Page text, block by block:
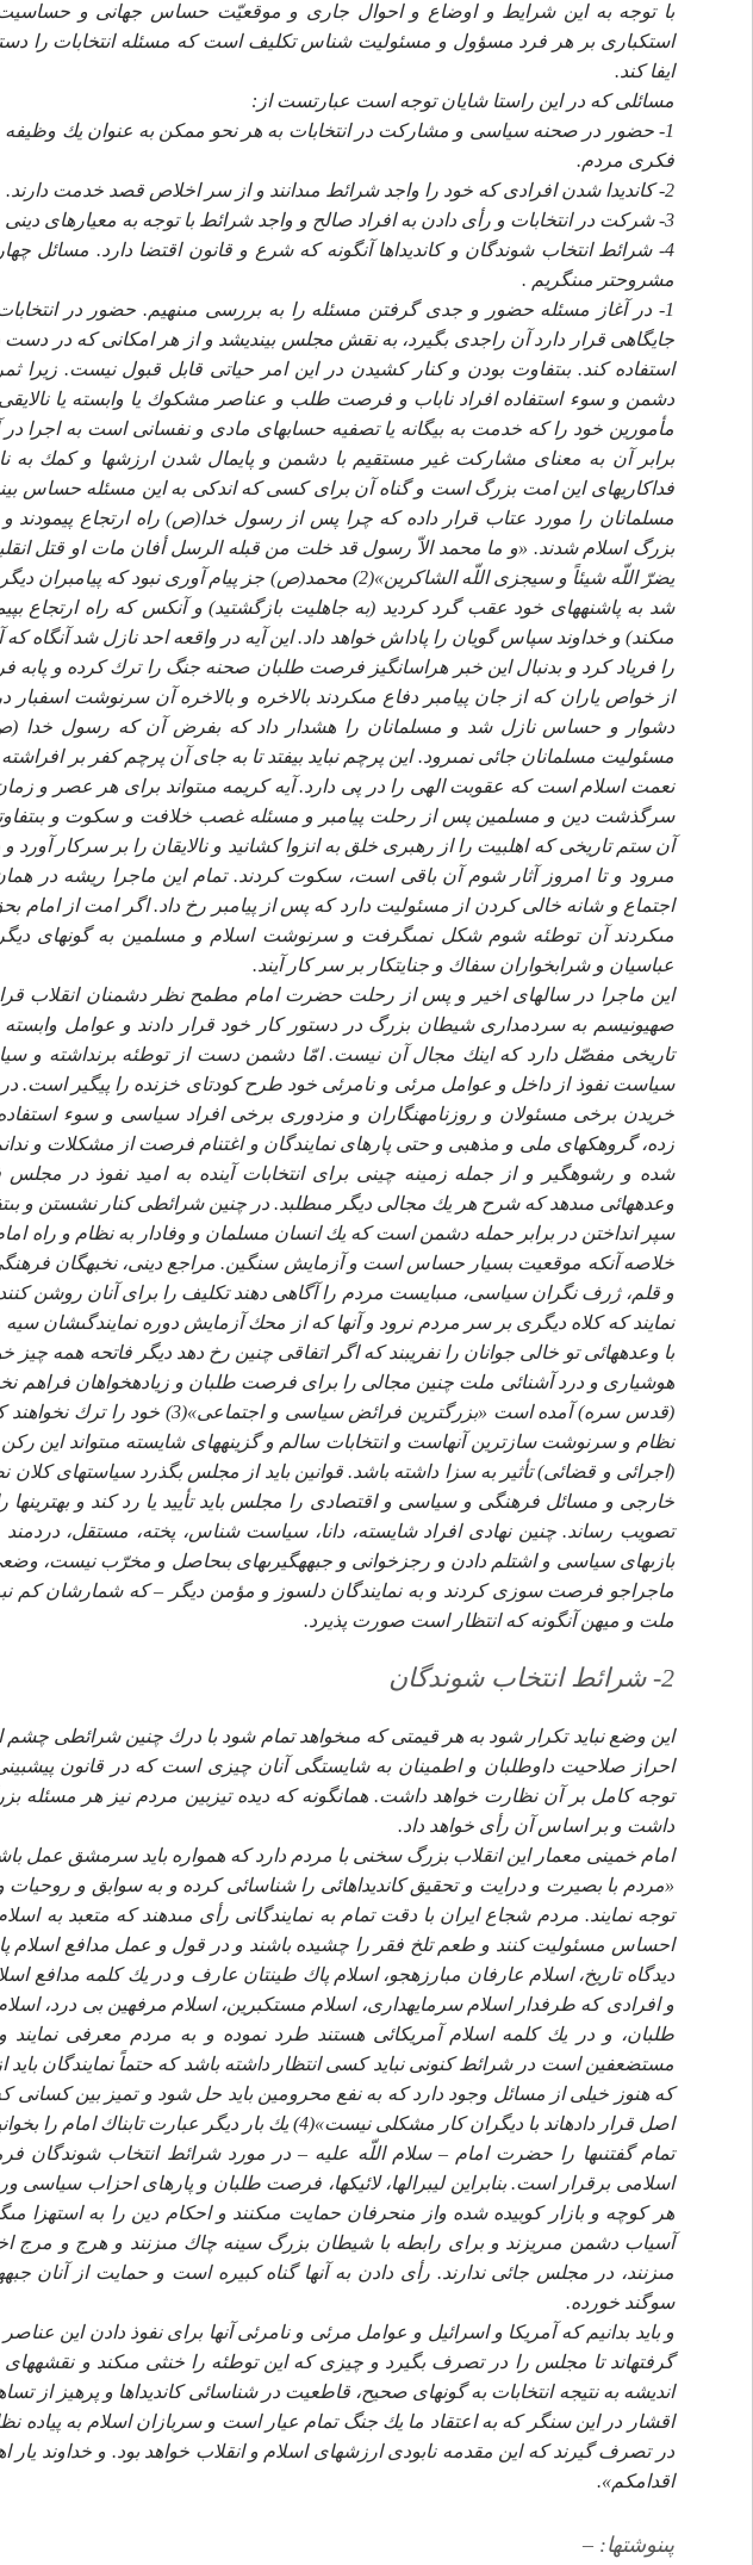
با توجه به اين شرايط و اوضاع و احوال جارى و موقعيّت حساس جهانى و حساسيت
استكبارى بر هر فرد مسؤول و مسئوليت شناس تكليف است كه مسئله انتخابات را
ايفا كند.
مسائلى كه در اين راستا شايان توجه است عبارتست از:
1- حضور در صحنه سياسى و مشاركت در انتخابات به هر نحو ممكن به عنوان يك وظيفه
فكرى مردم.
2- كانديدا شدن افرادى كه خود را واجد شرائط مى‏دانند و از سر اخلاص قصد خدمت دارند.
3- شركت در انتخابات و رأى دادن به افراد صالح و واجد شرائط با توجه به معيارهاى دينى و قانونى.
4- شرائط انتخاب شوندگان و كانديداها آنگونه كه شرع و قانون اقتضا دارد. مسائل
مشروح‏تر مى‏نگريم .
1- در آغاز مسئله حضور و جدى گرفتن مسئله را به بررسى مى‏نهيم. حضور در
جايگاهى قرار دارد آن راجدى بگيرد، به نقش مجلس بينديشد و از هر امكانى كه در
استفاده كند. بى‏تفاوت بودن و كنار كشيدن در اين امر حياتى قابل قبول نيست. زيرا
دشمن و سوء استفاده افراد ناباب و فرصت طلب و عناصر مشكوك يا وابسته يا نالايقى
مأمورين خود را كه خدمت به بيگانه يا تصفيه حساب‏هاى مادى و نفسانى است به اجرا
برابر آن به معناى مشاركت غير مستقيم با دشمن و پايمال شدن ارزشها و كمك به
فداكاريهاى اين امت بزرگ است و گناه آن براى كسى كه اندكى به اين مسئله حساس
مسلمانان را مورد عتاب قرار داده كه چرا پس از رسول خدا(ص) راه ارتجاع
بزرگ اسلام شدند. «و ما محمد الاّ رسول قد خلت من قبله الرسل أفان مات او قتل
يضرّ اللّه شيئاً و سيجزى اللّه الشاكرين»(2) محمد(ص) جز پيام آورى
شد به پاشنه‏هاى خود عقب گرد كرديد (به جاهليت بازگشتيد) و آنكس كه راه ارتجاع
مى‏كند) و خداوند سپاس گويان را پاداش خواهد داد. اين آيه در واقعه احد نازل شد
را فرياد كرد و بدنبال اين خبر هراس‏انگيز فرصت طلبان صحنه جنگ را ترك كرده و پابه
از خواص ياران كه از جان پيامبر دفاع مى‏كردند بالاخره و بالاخره آن سرنوشت
دشوار و حساس نازل شد و مسلمانان را هشدار داد كه بفرض آن كه رسول خدا
مسئوليت مسلمانان جائى نمى‏رود. اين پرچم نبايد بيفتد تا به جاى آن پرچم كفر بر
نعمت اسلام است كه عقوبت الهى را در پى دارد. آيه كريمه مى‏تواند براى هر عصر و
سرگذشت دين و مسلمين پس از رحلت پيامبر و مسئله غصب خلافت و سكوت و
آن ستم تاريخى كه اهلبيت را از رهبرى خلق به انزوا كشانيد و نالايقان را بر سركار
مى‏رود و تا امروز آثار شوم آن باقى است، سكوت كردند. تمام اين ماجرا ريشه در
اجتماع و شانه خالى كردن از مسئوليت دارد كه پس از پيامبر رخ داد. اگر امت از امام
مى‏كردند آن توطئه شوم شكل نمى‏گرفت و سرنوشت اسلام و مسلمين به گونه‏اى ديگر
عباسيان و شرابخواران سفاك و جنايتكار بر سر كار آيند.
اين ماجرا در سالهاى اخير و پس از رحلت حضرت امام مطمح نظر دشمنان انقلاب
صهيونيسم به سردمدارى شيطان بزرگ در دستور كار خود قرار دادند و عوامل
تاريخى مفصّل دارد كه اينك مجال آن نيست. امّا دشمن دست از توطئه برنداشته و
سياست نفوذ از داخل و عوامل مرئى و نامرئى خود طرح كودتاى خزنده را پيگير است.
خريدن برخى مسئولان و روزنامه‏نگاران و مزدورى برخى افراد سياسى و سوء
زده، گروهك‏هاى ملى و مذهبى و حتى پاره‏اى نمايندگان و اغتنام فرصت از مشكلات و ندانم
شده و رشوه‏گير و از جمله زمينه چينى براى انتخابات آينده به اميد نفوذ در
وعده‏هائى مى‏دهد كه شرح هر يك مجالى ديگر مى‏طلبد. در چنين شرائطى كنار نشستن و
سپر انداختن در برابر حمله دشمن است كه يك انسان مسلمان و وفادار به نظام و راه
خلاصه آنكه موقعيت بسيار حساس است و آزمايش سنگين. مراجع دينى، نخبه‏گان
و قلم، ژرف نگران سياسى، مى‏بايست مردم را آگاهى دهند تكليف را براى آنان روشن
نمايند كه كلاه ديگرى بر سر مردم نرود و آنها كه از محك آزمايش دوره نمايندگى‏شان
با وعده‏هائى تو خالى جوانان را نفريبند كه اگر اتفاقى چنين رخ دهد ديگر فاتحه همه
هوشيارى و درد آشنائى ملت چنين مجالى را براى فرصت طلبان و زياده‏خواهان فراهم
(قدس سره) آمده است «بزرگترين فرائض
نظام و سرنوشت سازترين آنهاست و انتخابات سالم و گزينه‏هاى شايسته مى‏تواند اين ركن
(اجرائى و قضائى) تأثير به سزا داشته باشد. قوانين بايد از مجلس بگذرد سياست‏هاى
خارجى و مسائل فرهنگى و سياسى و اقتصادى را مجلس بايد تأييد يا رد كند و
تصويب رساند. چنين نهادى افراد شايسته، دانا، سياست شناس، پخته، مستقل،
بازى‏هاى سياسى و اشتلم دادن و رجزخوانى و جبهه‏گيرى‏هاى بى‏حاصل و مخرّب نيست،
ماجراجو فرصت سوزى كردند و به نمايندگان دلسوز و مؤمن ديگر – كه شمارشان كم
ملت و ميهن آنگونه كه انتظار است صورت پذيرد.
2- شرائط انتخاب شوندگان‏
اين وضع نبايد تكرار شود به هر قيمتى كه مى‏خواهد تمام شود با درك چنين شرائطى چشم
احراز صلاحيت داوطلبان و اطمينان به شايستگى آنان چيزى است كه در قانون
توجه كامل بر آن نظارت خواهد داشت. همانگونه كه ديده تيزبين مردم نيز هر مسئله
داشت و بر اساس آن رأى خواهد داد.
امام خمينى معمار اين انقلاب بزرگ سخنى با مردم دارد كه همواره بايد سرمشق عمل
«مردم با بصيرت و درايت و تحقيق كانديداهائى را شناسائى كرده و به سوابق و
توجه نمايند. مردم شجاع ايران با دقت تمام به نمايندگانى رأى مى‏دهند كه متعبد به
احساس مسئوليت كنند و طعم تلخ فقر را چشيده باشند و در قول و عمل مدافع اسلام
ديدگاه تاريخ، اسلام عارفان مبارزه‏جو، اسلام پاك طينتان عارف و در يك كلمه مدافع
و افرادى كه طرفدار اسلام سرمايه‏دارى، اسلام مستكبرين، اسلام مرفهين بى درد،
طلبان، و در يك كلمه اسلام آمريكائى هستند طرد نموده و به مردم معرفى
مستضعفين است در شرائط كنونى نبايد كسى انتظار داشته باشد كه حتماً نمايندگان
كه هنوز خيلى از مسائل وجود دارد كه به نفع محرومين بايد حل شود و تميز بين
اصل قرار داده‏اند با ديگران كار مشكلى نيست»(4) يك بار ديگر عبارت تابناك امام را بخوانيد…
تمام گفتنى‏ها را حضرت امام – سلام اللّه عليه – در مورد شرائط انتخاب شوندگان
اسلامى برقرار است. بنابراين ليبرال‏ها، لائيك‏ها، فرصت طلبان و پاره‏اى احزاب
هر كوچه و بازار كوبيده شده واز منحرفان حمايت مى‏كنند و احكام دين را به استهزا
آسياب دشمن مى‏ريزند و براى رابطه با شيطان بزرگ سينه چاك مى‏زنند و هرج و مرج
مى‏زنند، در مجلس جائى ندارند. رأى دادن به آنها گناه كبيره است و حمايت از آنان
سوگند خورده.
و بايد بدانيم كه آمريكا و اسرائيل و عوامل مرئى و نامرئى آنها براى نفوذ دادن اين
گرفته‏اند تا مجلس را در تصرف بگيرد و چيزى كه اين توطئه را خنثى مى‏كند و
انديشه به نتيجه انتخابات به گونه‏اى صحيح، قاطعيت در شناسائى كانديداها و پرهيز
اقشار در اين سنگر كه به اعتقاد ما يك جنگ تمام عيار است و سربازان اسلام به پياده
در تصرف گيرند كه اين مقدمه نابودى ارزشهاى اسلام و انقلاب خواهد بود. و خداوند
اقدامكم».
پى‏نوشت‏ها: –